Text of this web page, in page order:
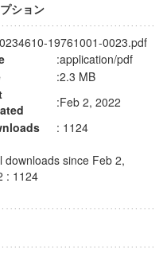
ション
19761001-0023.pdf
:application/pdf
:2.3 MB
:Feb 2, 2022
: 1124
downloads since Feb 2,
: 1124